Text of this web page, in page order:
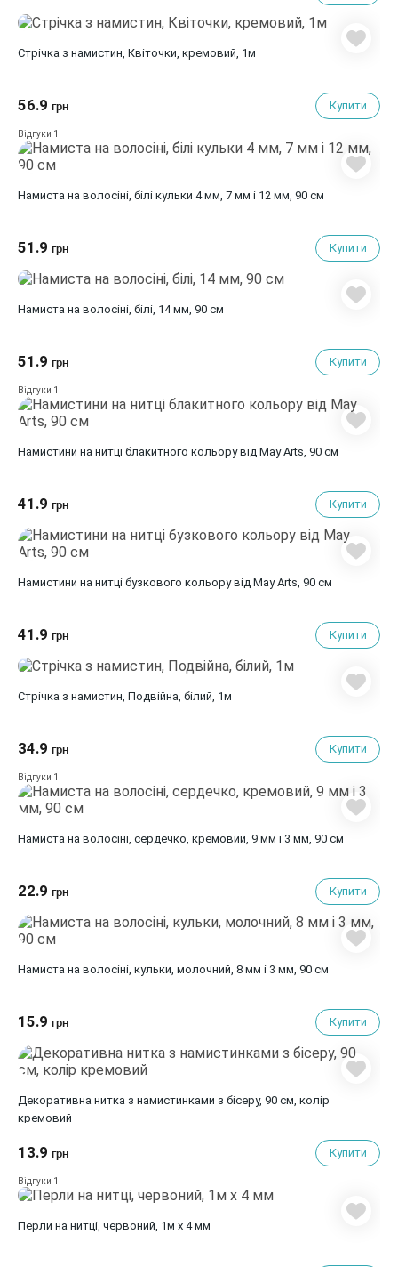
Стрічка з намистин, Квіточки, кремовий, 1м
56.9 грн Купити
Відгуки 1
Намиста на волосіні, білі кульки 4 мм, 7 мм і 12 мм, 90 см
51.9 грн Купити
Намиста на волосіні, білі, 14 мм, 90 см
51.9 грн Купити
Відгуки 1
Намистини на нитці блакитного кольору від May Arts, 90 см
41.9 грн Купити
Намистини на нитці бузкового кольору від May Arts, 90 см
41.9 грн Купити
Стрічка з намистин, Подвійна, білий, 1м
34.9 грн Купити
Відгуки 1
Намиста на волосіні, сердечко, кремовий, 9 мм і 3 мм, 90 см
22.9 грн Купити
Намиста на волосіні, кульки, молочний, 8 мм і 3 мм, 90 см
15.9 грн Купити
Декоративна нитка з намистинками з бісеру, 90 см, колір
кремовий
13.9 грн Купити
Відгуки 1
Перли на нитці, червоний, 1м х 4 мм